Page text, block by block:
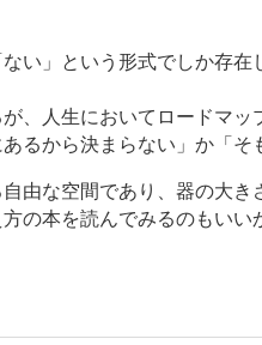
い」という形式でしか存
人生においてロードマッ
るから決まらない」か「そ
由な空間であり、器の大
の本を読んでみるのもいい